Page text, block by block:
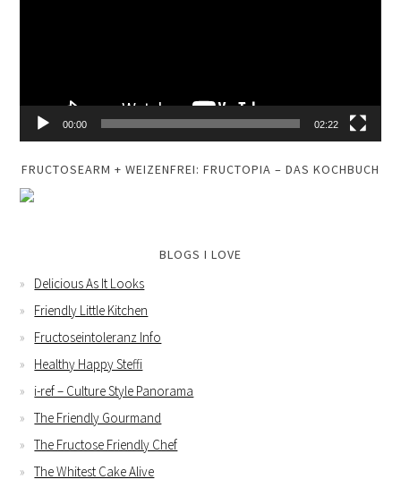
00:00 02:22
FRUCTOSEARM + WEIZENFREI: FRUCTOPIA – DAS KOCHBUCH
BLOGS I LOVE
Delicious As It Looks
Friendly Little Kitchen
Fructoseintoleranz Info
Healthy Happy Steffi
i-ref – Culture Style Panorama
The Friendly Gourmand
The Fructose Friendly Chef
The Whitest Cake Alive